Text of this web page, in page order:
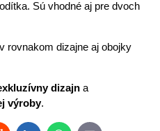
Sú vhodné aj pre dvoch
rovnakom dizajne aj obojky
dizajn a
výroby.